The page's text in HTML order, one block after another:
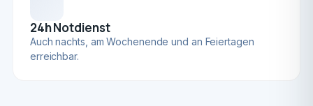
24h Notdienst
Auch nachts, am Wochenende und an Feiertagen
erreichbar.